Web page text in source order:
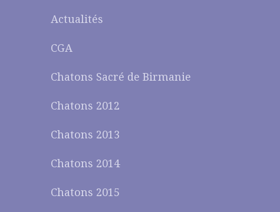
Actualités
CGA
Chatons Sacré de Birmanie
Chatons 2012
Chatons 2013
Chatons 2014
Chatons 2015